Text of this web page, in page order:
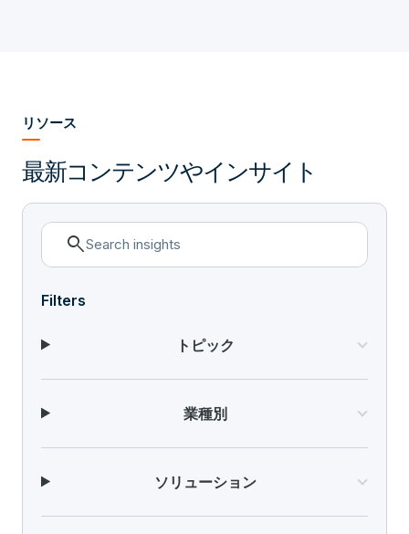
リソース
最新コンテンツやインサイト
search
Filters
トピック
業種別
ソリューション